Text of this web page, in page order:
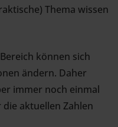
Thema wissen
können sich
ändern. Daher
immer noch einmal
die aktuellen Zahlen